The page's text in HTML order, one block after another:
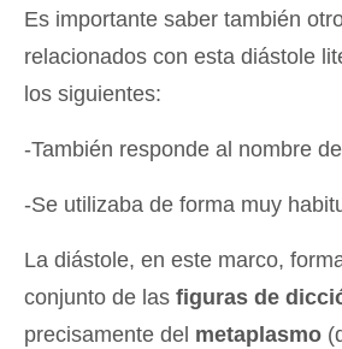
Es importante saber también
relacionados con esta diástole
los siguientes:
-También responde al nombre
-Se utilizaba de forma muy
La diástole, en este marco,
conjunto de las figuras de
precisamente del metaplasmo